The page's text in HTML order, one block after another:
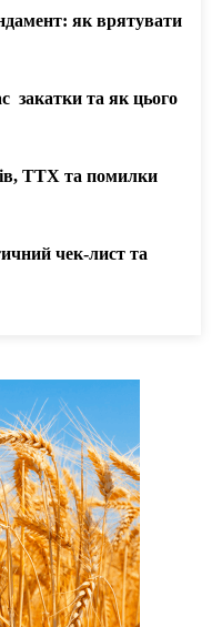
як врятувати
закатки та як цього
ТТХ та помилки
чек-лист та